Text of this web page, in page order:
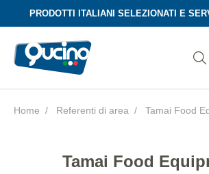
PRODOTTI ITALIANI SELEZIONATI E
Home Referenti di area Tamai Food
Tamai Food